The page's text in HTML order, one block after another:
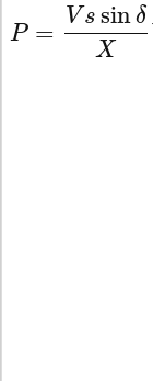
P =
V s sinδ
X